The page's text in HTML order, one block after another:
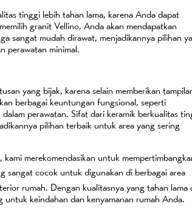
tinggi lebih tahan lama, karena Anda dapat
granit Vellino, Anda akan mendapatkan
sangat mudah dirawat, menjadikannya pilihan
perawatan minimal.
yang bijak, karena selain memberikan
berbagai keuntungan fungsional, seperti
perawatan. Sifat dari keramik berkualitas
pilihan terbaik untuk area yang sering
merekomendasikan untuk
sangat cocok untuk digunakan di berbagai area
rumah. Dengan kualitasnya yang tahan lama
untuk keindahan dan kenyamanan rumah Anda.